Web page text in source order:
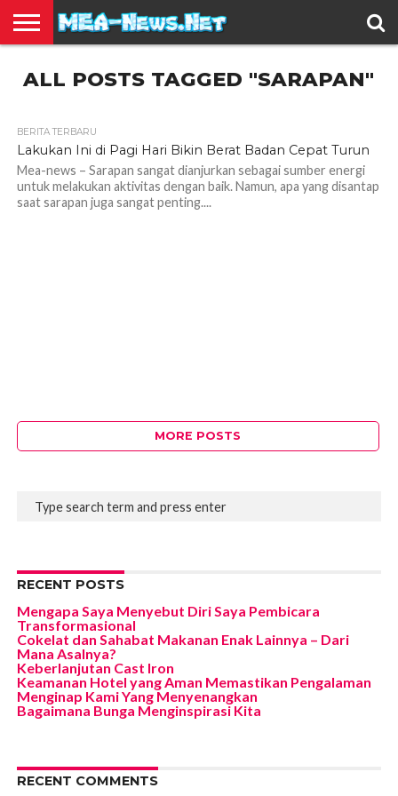
TERBARU
EDUKASI
HIBURAN
INSPIRASI
KESEHATAN
KULINER
OLAH
RAGA
OTOMOTIF
TRAVEL
JUAL
BELI
ALL POSTS TAGGED "SARAPAN"
BERITA TERBARU
Lakukan Ini di Pagi Hari Bikin Berat Badan Cepat Turun
Mea-news – Sarapan sangat dianjurkan sebagai sumber energi
untuk melakukan aktivitas dengan baik. Namun, apa yang disantap
saat sarapan juga sangat penting....
MORE POSTS
RECENT POSTS
Mengapa Saya Menyebut Diri Saya Pembicara
Transformasional
Cokelat dan Sahabat Makanan Enak Lainnya – Dari
Mana Asalnya?
Keberlanjutan Cast Iron
Keamanan Hotel yang Aman Memastikan Pengalaman
Menginap Kami Yang Menyenangkan
Bagaimana Bunga Menginspirasi Kita
RECENT COMMENTS